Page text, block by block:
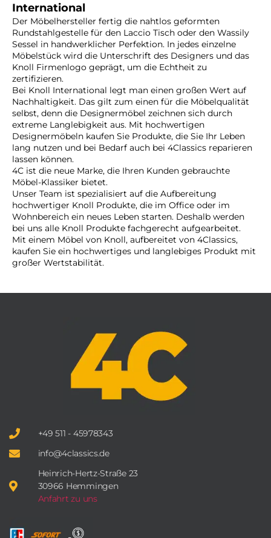
International
Der Möbelhersteller fertig die nahtlos geformten
Rundstahlgestelle für den Laccio Tisch oder den Wassily
Sessel in handwerklicher Perfektion. In jedes einzelne
Möbelstück wird die Unterschrift des Designers und das
Knoll Firmenlogo geprägt, um die Echtheit zu
zertifizieren.
Bei Knoll International legt man einen großen Wert auf
Nachhaltigkeit. Das gilt zum einen für die Möbelqualität
selbst, denn die Designermöbel zeichnen sich durch
extreme Langlebigkeit aus. Mit hochwertigen
Designermöbeln kaufen Sie Produkte, die Sie Ihr Leben
lang nutzen und bei Bedarf auch bei 4Classics reparieren
lassen können.
4C ist die neue Marke, die Ihren Kunden gebrauchte
Möbel-Klassiker bietet.
Unser Team ist spezialisiert auf die Aufbereitung
hochwertiger Knoll Produkte, die im Office oder im
Wohnbereich ein neues Leben starten. Deshalb werden
bei uns alle Knoll Produkte fachgerecht aufgearbeitet.
Mit einem Möbel von Knoll, aufbereitet von 4Classics,
kaufen Sie ein hochwertiges und langlebiges Produkt mit
großer Wertstabilität.
+49 511 - 45978343
info@4classics.de
Heinrich-Hertz-Straße 23
30966 Hemmingen
Anfahrt zu uns